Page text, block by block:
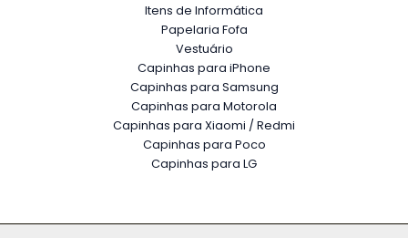
Itens de Informática
Papelaria Fofa
Vestuário
Capinhas para iPhone
Capinhas para Samsung
Capinhas para Motorola
Capinhas para Xiaomi / Redmi
Capinhas para Poco
Capinhas para LG